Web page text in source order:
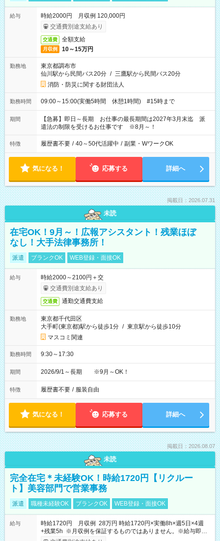
給与
時給2000円 月収例 120,000円
交通費別途支給あり
交通費 全額支給
月収例 10～15万円
勤務地
東京都調布市
仙川駅から民間バス20分 / 三鷹駅から民間バス20分
消防・防災に関する財団法人
勤務時間 09:00～15:00(実働5時間 休憩1時間) #15時まで
期間
【急募】即日～長期 お仕事の最長期間は2027年3月末迄 派
遣法の制限を受けるお仕事です ※8月～！
特徴 履歴書不要 / 40～50代活躍中 / 副業・WワークOK
気になる！ 応募する 詳細へ
掲載日：2026.07.31
未読
在宅OK！9月～！広報アシスタント！残業ほぼ
なし！大手法律事務所！
派遣 ブランクOK WEB登録・面接OK
給与
時給2000～2100円＋交
交通費別途支給あり
交通費 通勤交通費支給
勤務地
東京都千代田区
大手町(東京都)駅から徒歩1分 / 東京駅から徒歩10分
マスコミ関連
勤務時間 9:30～17:30
期間 2026/9/1～長期 ※9月～OK！
特徴 履歴書不要 / 服装自由
気になる！ 応募する 詳細へ
掲載日：2026.08.07
未読
完全在宅＊未経験OK！時給1720円【リクルー
ト】美容部門で営業事務
派遣 職種未経験OK ブランクOK WEB登録・面接OK
給与
時給1720円 月収例 28万円 時給1720円×実働8h×週5日×4週
+残業5h ※月収例を保証するものではありません。※給与即受
取りサービス利用可（利用条件有）